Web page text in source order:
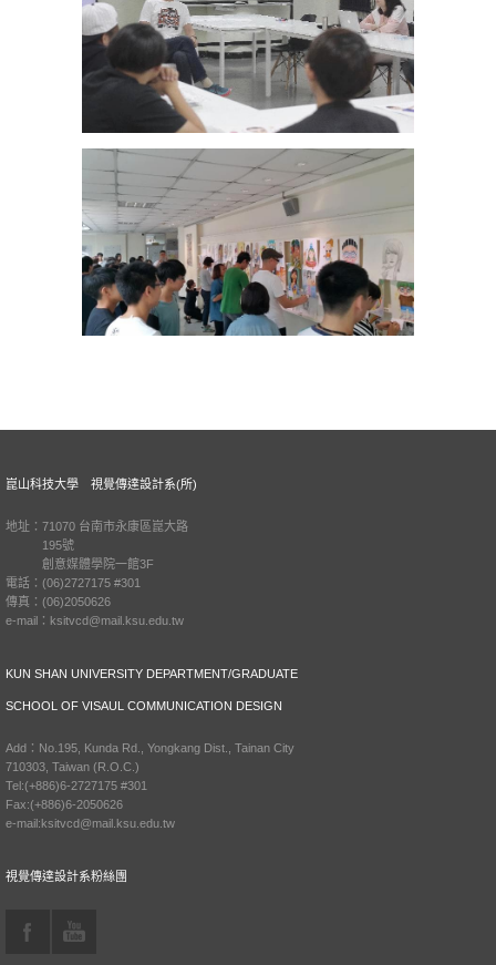
崑山科技大學 視覺傳達設計系(所)
地址：71070 台南市永康區崑大路
195號
創意媒體學院一館3F
電話：(06)2727175 #301
傳真：(06)2050626
e-mail：ksitvcd@mail.ksu.edu.tw
KUN SHAN UNIVERSITY DEPARTMENT/GRADUATE
SCHOOL OF VISAUL COMMUNICATION DESIGN
Add：No.195, Kunda Rd., Yongkang Dist., Tainan City
710303, Taiwan (R.O.C.)
Tel:(+886)6-2727175 #301
Fax:(+886)6-2050626
e-mail:ksitvcd@mail.ksu.edu.tw
視覺傳達設計系粉絲團